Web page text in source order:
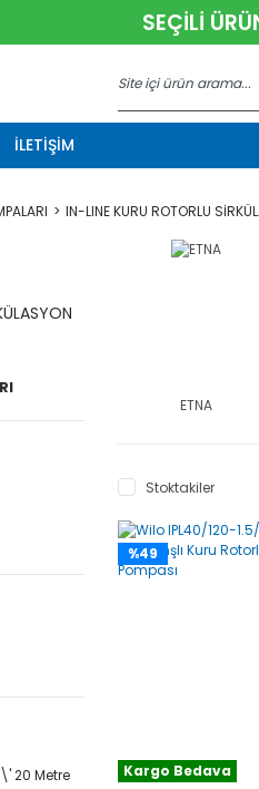
SEÇİLİ
İLETİŞİM
IN-LINE KURU ROTORLU
ETNA
Stoktakiler
%49
Kargo Bedava